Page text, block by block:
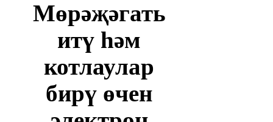
Мөрәҗәгать
итү һәм
котлаулар
бирү өчен